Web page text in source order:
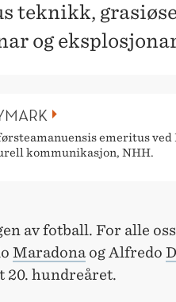
teknikk,
og
emeritus
kommunikasjon, NHH.
av fotball. For alle
Maradona og Alfredo
20. hundreåret.